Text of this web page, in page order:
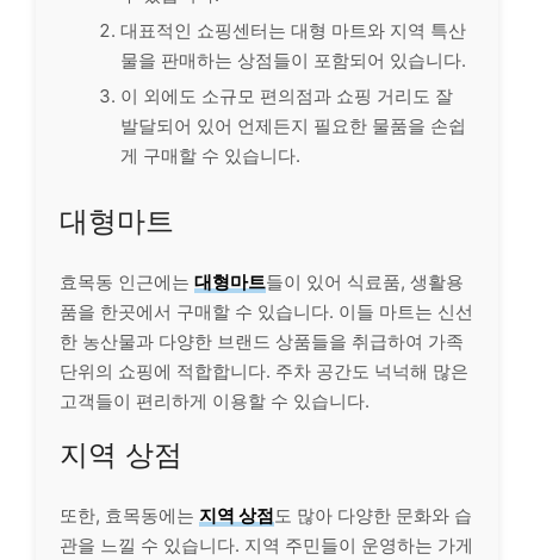
대표적인 쇼핑센터는 대형 마트와 지역 특산
물을 판매하는 상점들이 포함되어 있습니다.
이 외에도 소규모 편의점과 쇼핑 거리도 잘
발달되어 있어 언제든지 필요한 물품을 손쉽
게 구매할 수 있습니다.
대형마트
효목동 인근에는 대형마트들이 있어 식료품, 생활용
품을 한곳에서 구매할 수 있습니다. 이들 마트는 신선
한 농산물과 다양한 브랜드 상품들을 취급하여 가족
단위의 쇼핑에 적합합니다. 주차 공간도 넉넉해 많은
고객들이 편리하게 이용할 수 있습니다.
지역 상점
또한, 효목동에는 지역 상점도 많아 다양한 문화와 습
관을 느낄 수 있습니다. 지역 주민들이 운영하는 가게